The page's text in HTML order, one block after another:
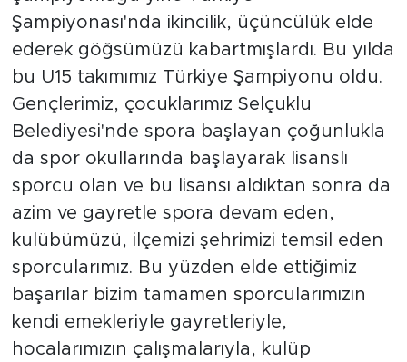
Şampiyonası'nda ikincilik, üçüncülük elde
ederek göğsümüzü kabartmışlardı. Bu yılda
bu U15 takımımız Türkiye Şampiyonu oldu.
Gençlerimiz, çocuklarımız Selçuklu
Belediyesi'nde spora başlayan çoğunlukla
da spor okullarında başlayarak lisanslı
sporcu olan ve bu lisansı aldıktan sonra da
azim ve gayretle spora devam eden,
kulübümüzü, ilçemizi şehrimizi temsil eden
sporcularımız. Bu yüzden elde ettiğimiz
başarılar bizim tamamen sporcularımızın
kendi emekleriyle gayretleriyle,
hocalarımızın çalışmalarıyla, kulüp